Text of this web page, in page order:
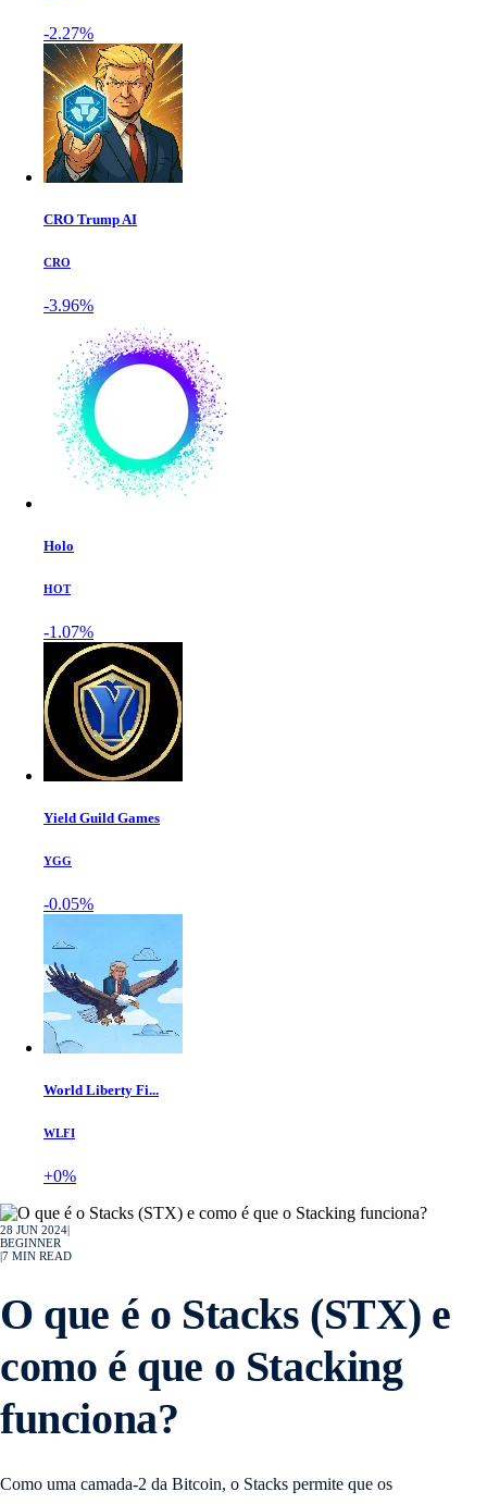
-2.27%
CRO Trump AI
CRO
-3.96%
Holo
HOT
-1.07%
Yield Guild Games
YGG
-0.05%
World Liberty Fi...
WLFI
+0%
28 JUN 2024
BEGINNER
7 MIN READ
O que é o Stacks (STX) e
como é que o Stacking
funciona?
Como uma camada-2 da Bitcoin, o Stacks permite que os